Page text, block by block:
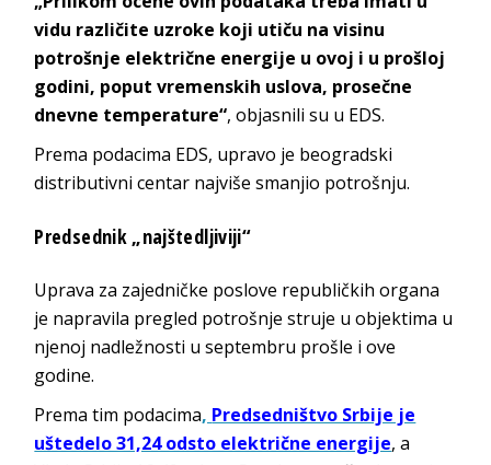
vidu različite uzroke koji utiču na visinu
potrošnje električne energije u ovoj i u prošloj
godini, poput vremenskih uslova, prosečne
dnevne temperature“, objasnili su u EDS.
Prema podacima EDS, upravo je beogradski
distributivni centar najviše smanjio potrošnju.
Predsednik „najštedljiviji“
Uprava za zajedničke poslove republičkih organa
je napravila pregled potrošnje struje u objektima u
njenoj nadležnosti u septembru prošle i ove
godine.
Prema tim podacima, Predsedništvo Srbije je
uštedelo 31,24 odsto električne energije, a